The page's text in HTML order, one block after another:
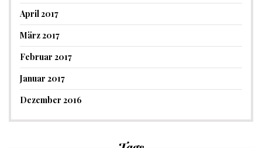
April 2017
März 2017
Februar 2017
Januar 2017
Dezember 2016